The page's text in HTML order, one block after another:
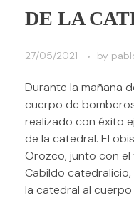
DE LA
27/05/2021 by
Durante la mañana
cuerpo de
realizado con éxito
de la catedral. El
Orozco, junto con el
Cabildo
la catedral al